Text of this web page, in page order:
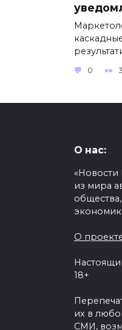
0
О нас:
из мира
О
18+
их в
СМИ,